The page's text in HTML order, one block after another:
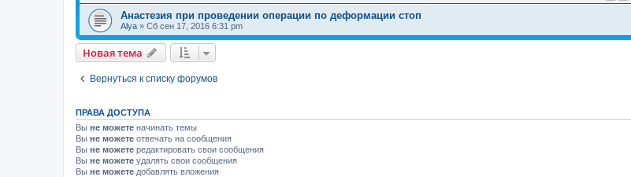
Анастезия при проведении операции по деформации стоп
Alya » Сб сен 17, 2016 6:31 pm
Новая тема
Вернуться к списку форумов
ПРАВА ДОСТУПА
Вы не можете начинать темы
Вы не можете отвечать на сообщения
Вы не можете редактировать свои сообщения
Вы не можете удалять свои сообщения
Вы не можете добавлять вложения